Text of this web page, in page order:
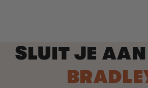
SLUIT JE